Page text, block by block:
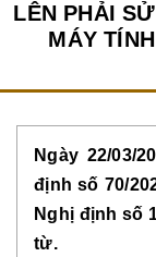
BẢNG GIÁ ĐÀO
LÊN PHẢI
MÁY
Ngày 22/03/
định số 70/
Nghị định số
từ.